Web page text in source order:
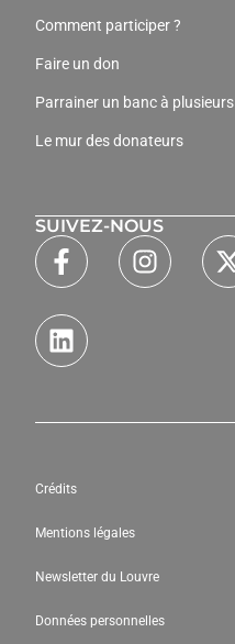
Comment participer ?
Faire un don
Parrainer un banc à plusieurs
Le mur des donateurs
SUIVEZ-NOUS
Crédits
Mentions légales
Newsletter du Louvre
Données personnelles